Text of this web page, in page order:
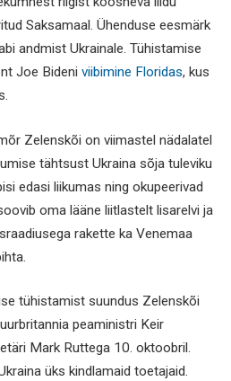
Saksamaal. Ühenduse eesmärk
andmist Ukrainale. Tühistamise
Joe Bideni viibimine Floridas, kus
Zelenskõi on viimastel nädalatel
tähtsust Ukraina sõja tuleviku
edasi liikumas ning okupeerivad
oma lääne liitlastelt lisarelvi ja
rakette ka Venemaa
tühistamist suundus Zelenskõi
peaministri Keir
Mark Ruttega 10. oktoobril.
üks kindlamaid toetajaid.